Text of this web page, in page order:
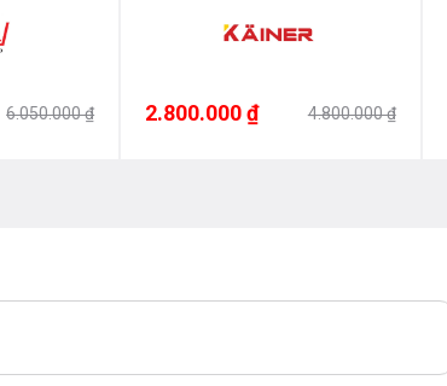
2mm, nặng 190gram
dầy 2mm, nặng 60gram
6.050.000 ₫ 2.800.000 ₫ 4.800.000 ₫